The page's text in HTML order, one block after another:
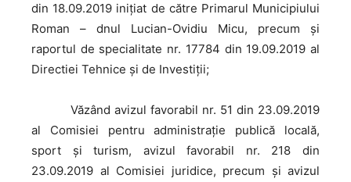
din 18.09.2019 inițiat de către Primarul Municipiului
Roman – dnul Lucian-Ovidiu Micu, precum și
raportul de specialitate nr. 17784 din 19.09.2019 al
Directiei Tehnice şi de Investiţii;
Văzând avizul favorabil nr. 51 din 23.09.2019
al Comisiei pentru administrație publică locală,
sport și turism, avizul favorabil nr. 218 din
23.09.2019 al Comisiei juridice, precum şi avizul